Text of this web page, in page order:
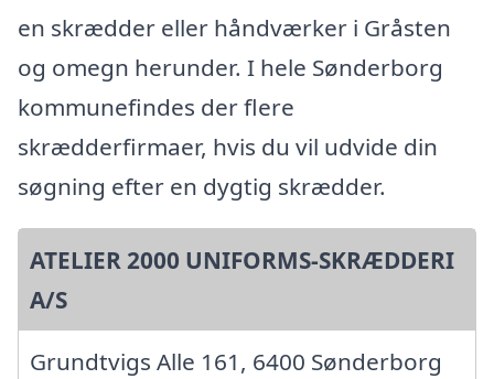
en skrædder eller håndværker i Gråsten
og omegn herunder. I hele Sønderborg
kommunefindes der flere
skrædderfirmaer, hvis du vil udvide din
søgning efter en dygtig skrædder.
ATELIER 2000 UNIFORMS-SKRÆDDERI
A/S
Grundtvigs Alle 161, 6400 Sønderborg